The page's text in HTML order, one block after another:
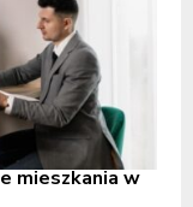
mieszkania w